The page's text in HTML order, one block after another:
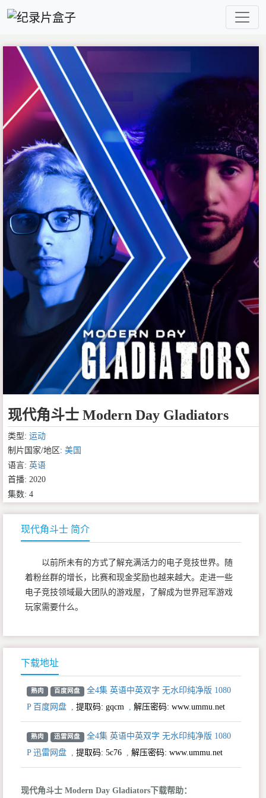
现代角斗士 Modern Day Gladiators
类型: 运动
制片国家/地区: 美国
语言: 英语
首播: 2020
集数: 4
现代角斗士 简介
以前所未有的方式了解充满活力的电子竞技世界。随
着粉丝群的增长，比赛和现金奖励也越来越大。走进一些
电子竞技领域最大团队的游戏屋，了解成为世界冠军游戏
玩家需要什么。
下载地址
熟肉 百度网盘
全4集 英语中英双字 无水印纯净版 1080
P 百度网盘 , 提取码: gqcm , 解压密码: www.ummu.net
熟肉 迅雷网盘
全4集 英语中英双字 无水印纯净版 1080
P 迅雷网盘 , 提取码: 5c76 , 解压密码: www.ummu.net
现代角斗士 Modern Day Gladiators下载帮助：